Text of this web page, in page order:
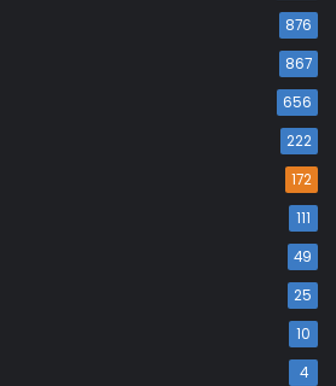
876
867
656
222
172
111
49
25
10
4